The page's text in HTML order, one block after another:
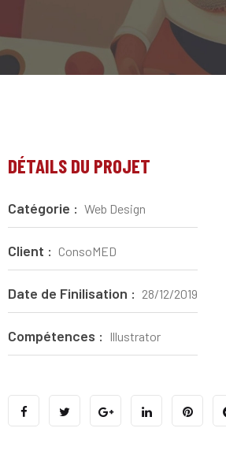
DÉTAILS DU PROJET
Catégorie : Web Design
Client : ConsoMED
Date de Finilisation : 28/12/2019
Compétences : Illustrator